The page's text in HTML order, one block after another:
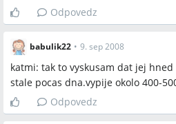
Odpovedz
babulik22 • 9. sep 2008
katmi: tak to vyskusam dat jej
stale pocas dna.vypije okolo 400-
Odpovedz